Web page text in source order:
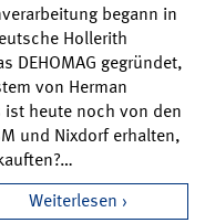
begann in
Hollerith
DEHOMAG gegründet,
von Herman
heute noch von den
und Nixdorf erhalten,
Weiterlesen